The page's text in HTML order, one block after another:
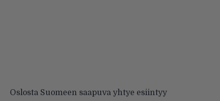
Oslosta Suomeen saapuva yhtye esiintyy